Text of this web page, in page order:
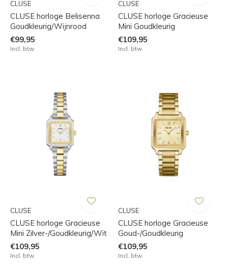
CLUSE
CLUSE horloge Belisenna
Goudkleurig/Wijnrood
€99,95
Incl. btw
CLUSE
CLUSE horloge Gracieuse
Mini Goudkleurig
€109,95
Incl. btw
CLUSE
CLUSE horloge Gracieuse
Mini Zilver-/Goudkleurig/Wit
€109,95
Incl. btw
CLUSE
CLUSE horloge Gracieuse
Goud-/Goudkleurig
€109,95
Incl. btw